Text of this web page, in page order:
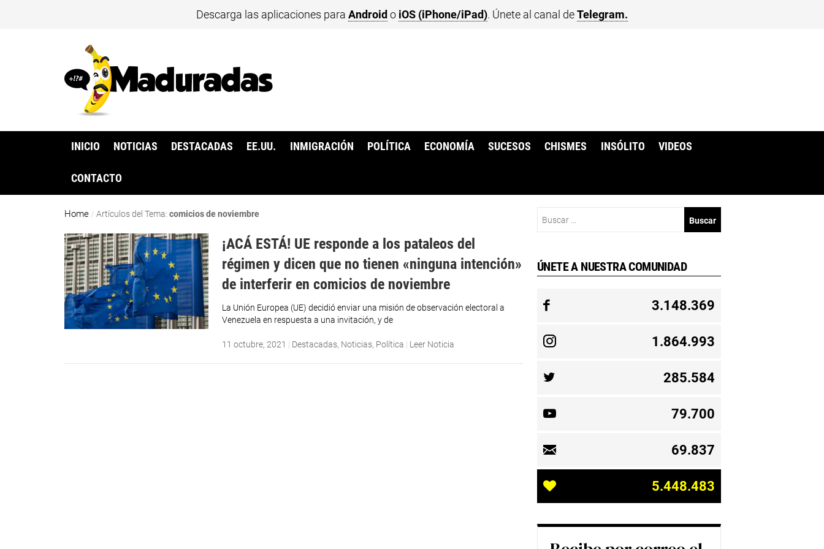
Descarga las aplicaciones para Android o iOS (iPhone/iPad). Únete al canal deTelegram.
INICIO NOTICIAS DESTACADAS EE.UU. INMIGRACIÓN POLÍTICA ECONOMÍA SUCESOS CHISMES INSÓLITO VIDEOS
CONTACTO
Home /Artículos del Tema:comicios de noviembre
¡ACÁ ESTÁ! UE responde a los pataleos del
régimen y dicen que no tienen «ninguna intención»
de interferir en comicios de noviembre
La Unión Europea (UE) decidió enviar una misión de observación electoral a
Venezuela en respuesta a una invitación, y de
11 octubre, 2021 | Destacadas, Noticias, Política | Leer Noticia
ÚNETE A NUESTRA COMUNIDAD
3.148.369
1.864.993
285.584
79.700
69.837
5.448.483